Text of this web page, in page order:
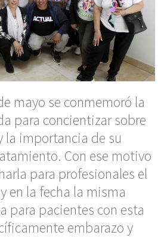
mayo se conmemoró la
para concientizar sobre
la importancia de su
Con ese motivo
para profesionales el
en la fecha la misma
para pacientes con esta
embarazo y